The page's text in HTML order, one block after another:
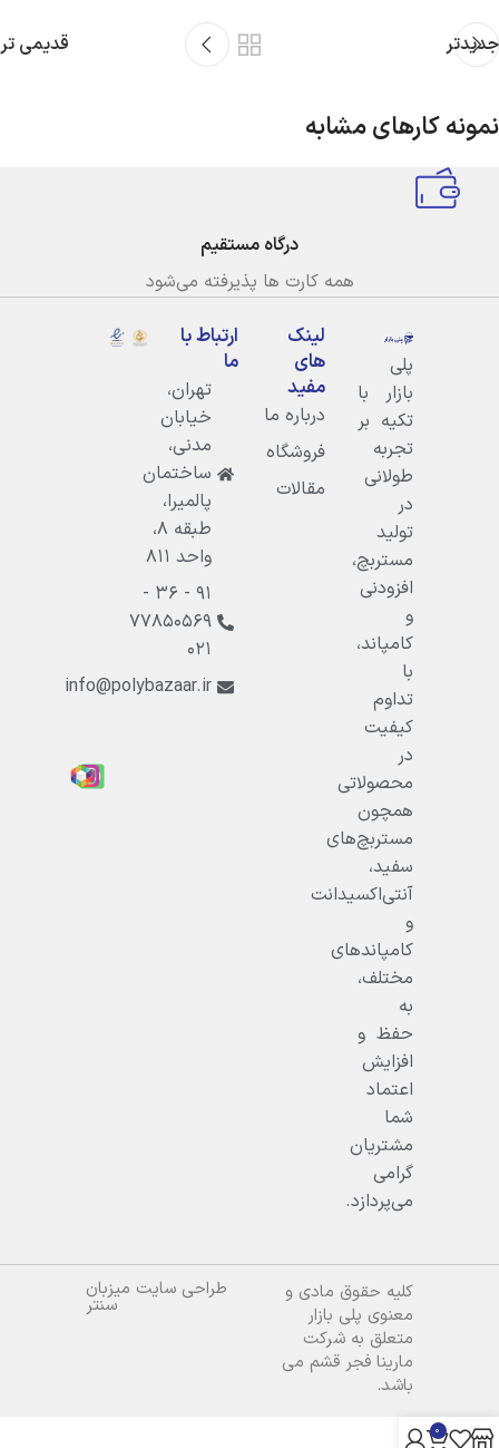
جدیدتر قدیمی تر
نمونه کارهای مشابه
درگاه مستقیم
همه کارت ها پذیرفته می‌شود
پلی
بازار با
تکیه بر
تجربه
طولانی
در
تولید
مستربچ،
افزودنی
و
کامپاند،
با
تداوم
کیفیت
در
محصولاتی
همچون
مستربچ‌های
سفید،
آنتی‌اکسیدانت
و
کامپاندهای
مختلف،
به
حفظ و
افزایش
اعتماد
شما
مشتریان
گرامی
می‌پردازد.
لینک
های
مفید
درباره ما
فروشگاه
مقالات
ارتباط با
ما
تهران،
خيابان
مدنى،
ساختمان
پالميرا،
طبقه ۸،
واحد ۸۱۱
۹۱ - ۳۶ -
۷۷۸۵۰۵۶۹
۰۲۱
info@polybazaar.ir
کلیه حقوق مادی و
معنوی پلی بازار
متعلق به شرکت
مارینا فجر قشم می
باشد.
طراحی سایت میزبان
سنتر
0